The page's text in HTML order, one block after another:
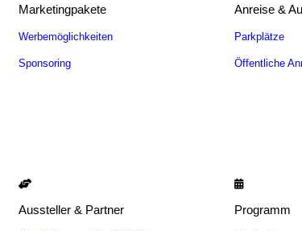
Marketingpakete
Werbemöglichkeiten
Sponsoring
Anreise &
Parkplätze
Öffentliche
Aussteller & Partner Programm